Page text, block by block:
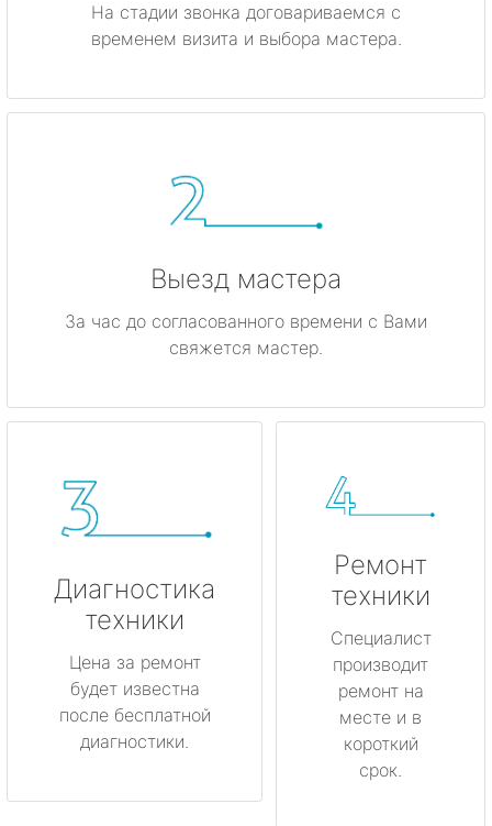
На стадии звонка договариваемся с
временем визита и выбора мастера.
Выезд мастера
За час до согласованного времени с Вами
свяжется мастер.
Диагностика
техники
Цена за ремонт
будет известна
после бесплатной
диагностики.
Ремонт
техники
Специалист
производит
ремонт на
месте и в
короткий
срок.